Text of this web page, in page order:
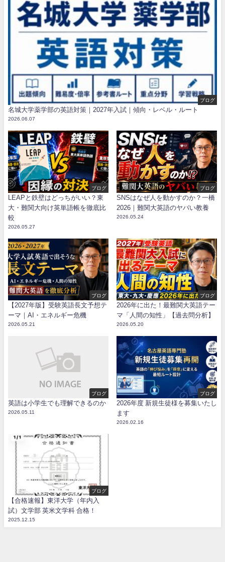
ブログ
名城大学薬学部の英語対策｜2027年入試｜傾向・レベル・ルート
2026.06.07
ブログ
LEAPと鉄壁はどっちがいい？東
大・難関大向け英単語帳を徹底比
較
2026.05.27
ブログ
SNSはなぜ人を動かすのか？一橋
2026｜難関大英語のヤバい教養
2026.05.24
ブログ
【2027年版】受験英語長文予想テ
ーマ｜AI・エネルギー危機
2026.05.21
ブログ
2026年に出た！最難関大英語テー
マ「人間の知性」【過去問分析】
2026.05.20
ブログ
英語は小学生でも理解できるのか
2026.05.11
ブログ
2026年度 新規生徒様を募集いたし
ます
2026.02.16
ブログ
【合格速報】東洋大学（年内入
試）文学部 英米文学科 合格！
2025.12.15